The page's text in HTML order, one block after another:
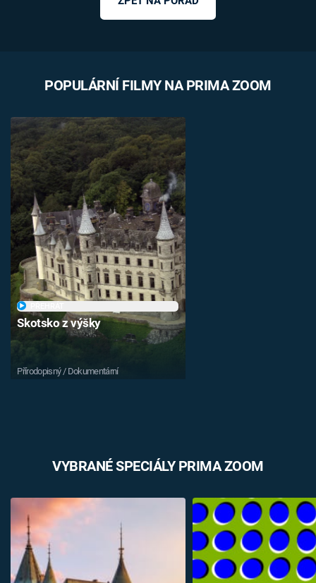
POPULÁRNÍ FILMY NA PRIMA ZOOM
Skotsko z výšky
Přírodopisný / Dokumentární
VYBRANÉ SPECIÁLY PRIMA ZOOM